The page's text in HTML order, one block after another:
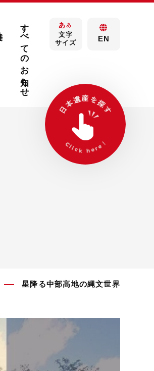
すべてのお知らせ あ あ
文字
サイズ
EN
星降る中部高地の縄文世界